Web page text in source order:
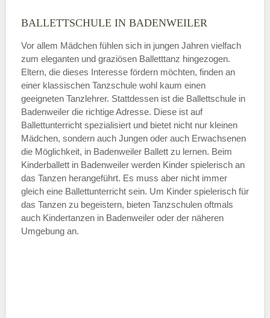
—
ÖFFNUNGSZEITEN HINZUFÜGEN
Freitag
—
ÖFFNUNGSZEITEN HINZUFÜGEN
Samstag
BALLETTSCHULE IN BADENWEILER
Vor allem Mädchen fühlen sich in jungen Jahren vielfach
zum eleganten und graziösen Balletttanz hingezogen.
Eltern, die dieses Interesse fördern möchten, finden an
einer klassischen Tanzschule wohl kaum einen
geeigneten Tanzlehrer. Stattdessen ist die Ballettschule in
Badenweiler die richtige Adresse. Diese ist auf
Ballettunterricht spezialisiert und bietet nicht nur kleinen
Mädchen, sondern auch Jungen oder auch Erwachsenen
die Möglichkeit, in Badenweiler Ballett zu lernen. Beim
Kinderballett in Badenweiler werden Kinder spielerisch an
das Tanzen herangeführt. Es muss aber nicht immer
gleich eine Ballettunterricht sein. Um Kinder spielerisch für
das Tanzen zu begeistern, bieten Tanzschulen oftmals
auch Kindertanzen in Badenweiler oder der näheren
Umgebung an.